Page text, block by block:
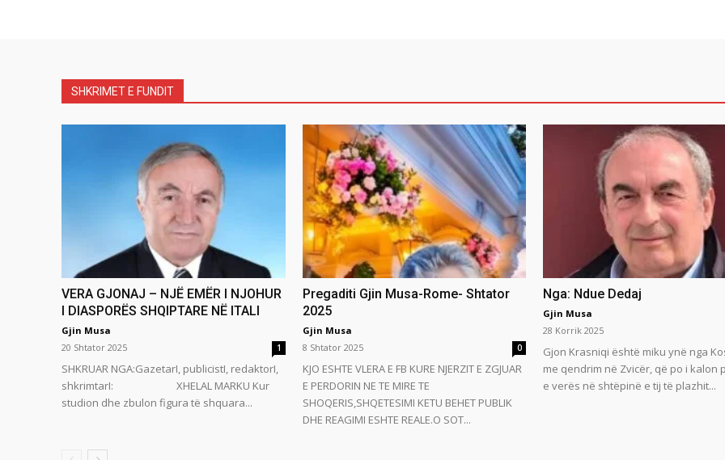
SHKRIMET E FUNDIT
VERA GJONAJ – NJË EMËR I NJOHUR
I DIASPORËS SHQIPTARE NË ITALI
Gjin Musa
20 Shtator 2025
1
SHKRUAR NGA:GazetarI, publicistI, redaktorI,
shkrimtarI: XHELAL MARKU Kur
studion dhe zbulon figura të shquara...
Pregaditi Gjin Musa-Rome- Shtator
2025
Gjin Musa
8 Shtator 2025
0
KJO ESHTE VLERA E FB KURE NJERZIT E ZGJUAR
E PERDORIN NE TE MIRE TE
SHOQERIS,SHQETESIMI KETU BEHET PUBLIK
DHE REAGIMI ESHTE REALE.O SOT...
Nga: Ndue Dedaj
Gjin Musa
28 Korrik 2025
Gjon Krasniqi është miku ynë nga
me qendrim në Zvicër, që po i kalon
e verës në shtëpinë e tij të plazhit...